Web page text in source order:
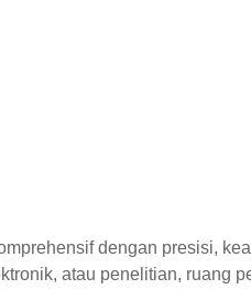
dengan presisi,
atau penelitian, ruang